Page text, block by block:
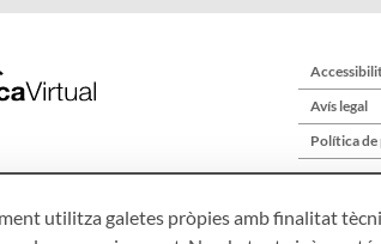
Avís legal
Política
utilitza galetes pròpies amb finalitat